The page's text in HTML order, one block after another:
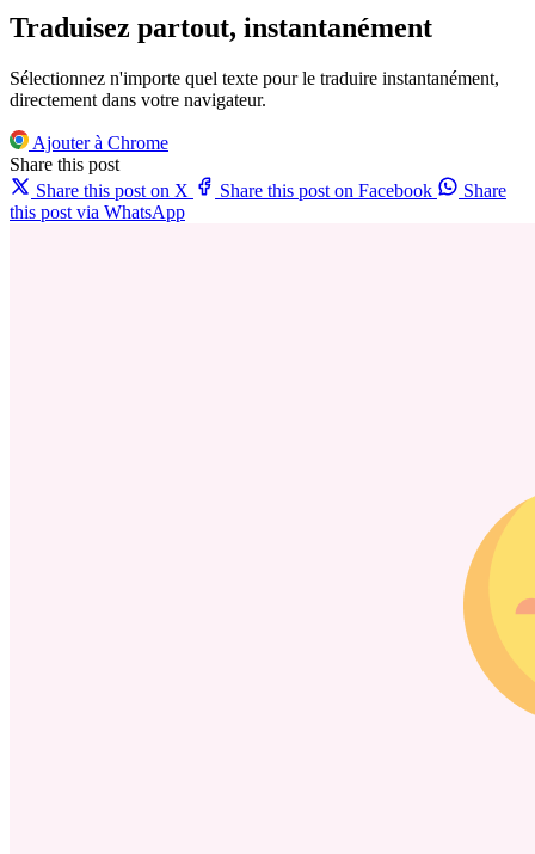
Traduisez partout, instantanément
Sélectionnez n'importe quel texte pour le traduire instantanément,
directement dans votre navigateur.
Ajouter à Chrome
Share this post
Share this post on X
Share this post on Facebook
Share
this post via WhatsApp